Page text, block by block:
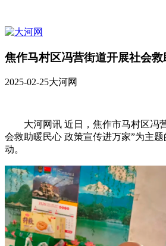
焦作马村区冯营街道开展社会
2025-02-25大河网
大河网讯 近日，焦作市马村区冯
会救助暖民心 政策宣传进万家”为主
动。